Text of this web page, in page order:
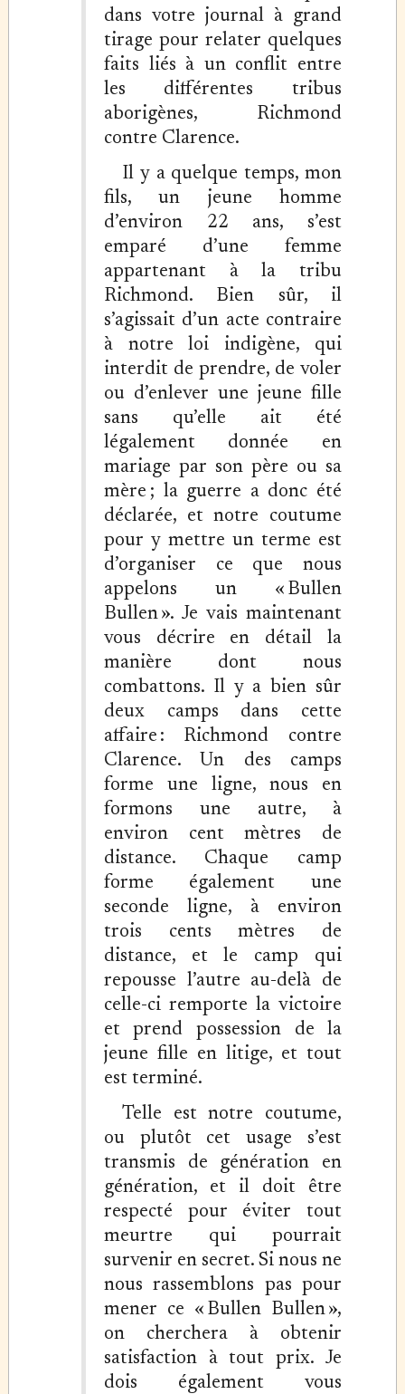
dans votre journal à grand
tirage pour relater quelques
faits liés à un conflit entre
les différentes tribus
aborigènes, Richmond
contre Clarence.
Il y a quelque temps, mon
fils, un jeune homme
d’environ 22 ans, s’est
emparé d’une femme
appartenant à la tribu
Richmond. Bien sûr, il
s’agissait d’un acte contraire
à notre loi indigène, qui
interdit de prendre, de voler
ou d’enlever une jeune fille
sans qu’elle ait été
légalement donnée en
mariage par son père ou sa
mère ; la guerre a donc été
déclarée, et notre coutume
pour y mettre un terme est
d’organiser ce que nous
appelons un « Bullen
Bullen ». Je vais maintenant
vous décrire en détail la
manière dont nous
combattons. Il y a bien sûr
deux camps dans cette
affaire : Richmond contre
Clarence. Un des camps
forme une ligne, nous en
formons une autre, à
environ cent mètres de
distance. Chaque camp
forme également une
seconde ligne, à environ
trois cents mètres de
distance, et le camp qui
repousse l’autre au-delà de
celle-ci remporte la victoire
et prend possession de la
jeune fille en litige, et tout
est terminé.
Telle est notre coutume,
ou plutôt cet usage s’est
transmis de génération en
génération, et il doit être
respecté pour éviter tout
meurtre qui pourrait
survenir en secret. Si nous ne
nous rassemblons pas pour
mener ce « Bullen Bullen »,
on cherchera à obtenir
satisfaction à tout prix. Je
dois également vous